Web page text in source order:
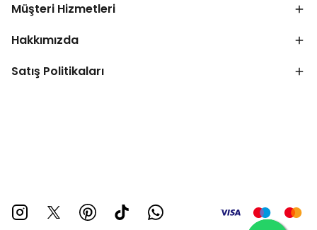
Müşteri Hizmetleri
Hakkımızda
Satış Politikaları